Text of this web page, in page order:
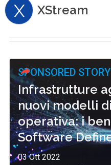
X XStream
SPONSORED STORY
Infrastrutture
nuovi modelli
operativa: i
Software
03 Ott 2022